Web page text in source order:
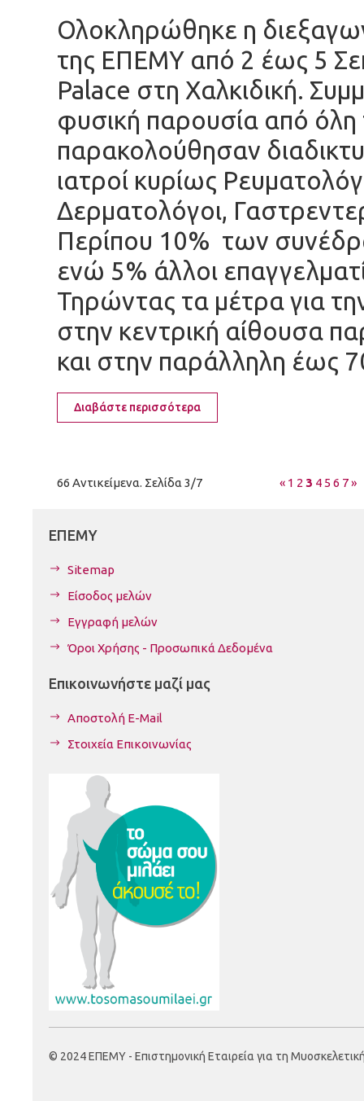
Ολοκληρώθηκε η
της ΕΠΕΜΥ από 2 έως 5
Palace στη Χαλκιδική.
φυσική παρουσία από
παρακολούθησαν
ιατροί κυρίως
Δερματολόγοι,
Περίπου 10% των
ενώ 5% άλλοι
Τηρώντας τα μέτρα για
στην κεντρική αίθουσα
και στην παράλληλη έως
Διαβάστε περισσότερα
66 Αντικείμενα. Σελίδα 3/7 « 1 2 3 4 5 6 7»
ΕΠΕΜΥ
Sitemap
Είσοδος μελών
Εγγραφή μελών
Όροι Χρήσης - Προσωπικά Δεδομένα
Επικοινωνήστε μαζί μας
Αποστολή E-Mail
Στοιχεία Επικοινωνίας
© 2024 ΕΠΕΜΥ - Επιστημονική Εταιρεία για τη